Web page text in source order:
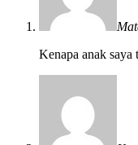
Kenapa anak saya